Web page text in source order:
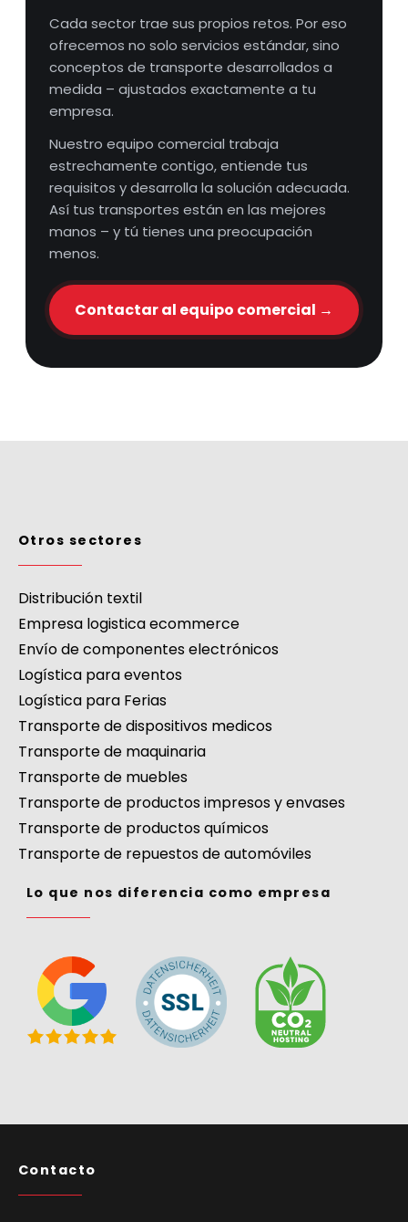
Cada sector trae sus propios retos. Por eso
ofrecemos no solo servicios estándar, sino
conceptos de transporte desarrollados a
medida – ajustados exactamente a tu
empresa.
Nuestro equipo comercial trabaja
estrechamente contigo, entiende tus
requisitos y desarrolla la solución adecuada.
Así tus transportes están en las mejores
manos – y tú tienes una preocupación
menos.
Contactar al equipo comercial →
Otros sectores
Distribución textil
Empresa logistica ecommerce
Envío de componentes electrónicos
Logística para eventos
Logística para Ferias
Transporte de dispositivos medicos
Transporte de maquinaria
Transporte de muebles
Transporte de productos impresos y envases
Transporte de productos químicos
Transporte de repuestos de automóviles
Lo que nos diferencia como empresa
Contacto